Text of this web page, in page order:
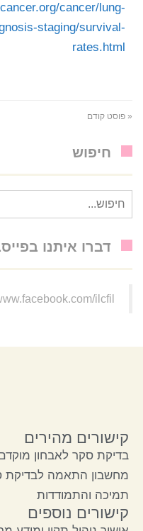
cancer/lung-
staging/survival-
rates.html
« פוסט קודם
חיפוש
עבור:
דברו איתנו
ilcfil
קישורים מהירים
בדיקת סקר לאבחון
מחשבון התאמה לבדיקת
תמיכה והתמודדות
קישורים נוספים